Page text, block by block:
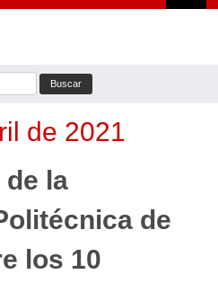
de 2021
la
de
los 10